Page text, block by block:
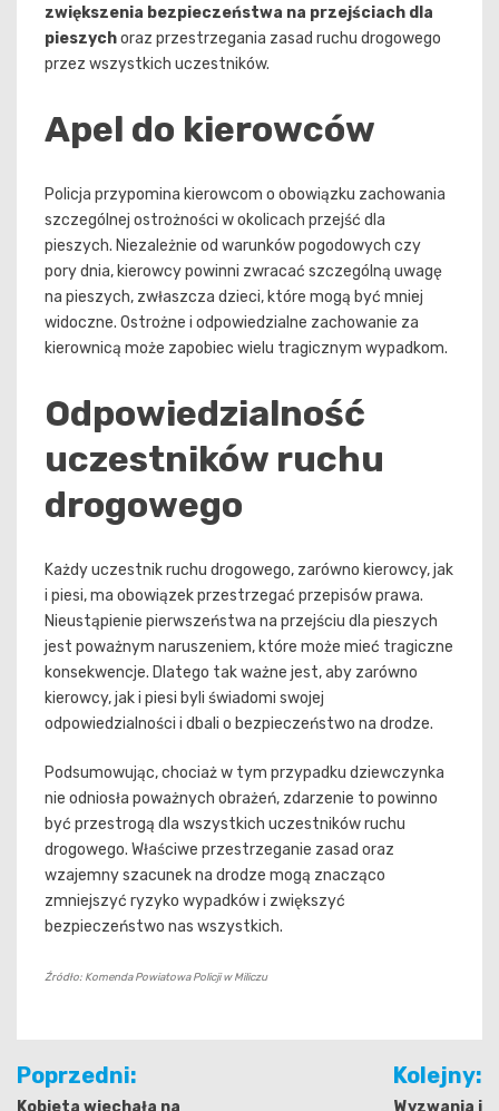
zwiększenia bezpieczeństwa na przejściach dla
pieszychoraz przestrzegania zasad ruchu drogowego
przez wszystkich uczestników.
Apel do kierowców
Policja przypomina kierowcom o obowiązku zachowania
szczególnej ostrożności w okolicach przejść dla
pieszych. Niezależnie od warunków pogodowych czy
pory dnia, kierowcy powinni zwracać szczególną uwagę
na pieszych, zwłaszcza dzieci, które mogą być mniej
widoczne. Ostrożne i odpowiedzialne zachowanie za
kierownicą może zapobiec wielu tragicznym wypadkom.
Odpowiedzialność
uczestników ruchu
drogowego
Każdy uczestnik ruchu drogowego, zarówno kierowcy, jak
i piesi, ma obowiązek przestrzegać przepisów prawa.
Nieustąpienie pierwszeństwa na przejściu dla pieszych
jest poważnym naruszeniem, które może mieć tragiczne
konsekwencje. Dlatego tak ważne jest, aby zarówno
kierowcy, jak i piesi byli świadomi swojej
odpowiedzialności i dbali o bezpieczeństwo na drodze.
Podsumowując, chociaż w tym przypadku dziewczynka
nie odniosła poważnych obrażeń, zdarzenie to powinno
być przestrogą dla wszystkich uczestników ruchu
drogowego. Właściwe przestrzeganie zasad oraz
wzajemny szacunek na drodze mogą znacząco
zmniejszyć ryzyko wypadków i zwiększyć
bezpieczeństwo nas wszystkich.
Źródło: Komenda Powiatowa Policji w Miliczu
Nawigacja
Poprzedni: Kolejny: